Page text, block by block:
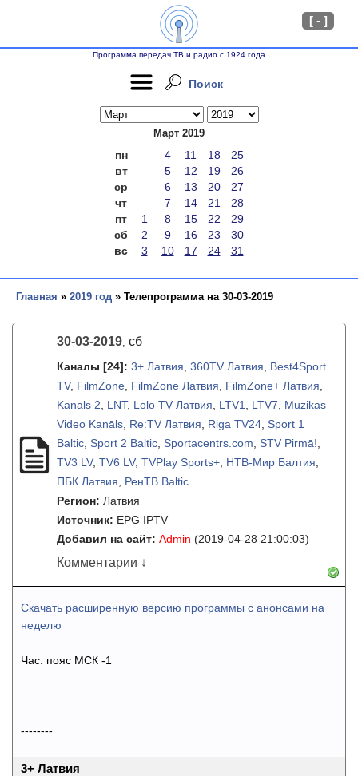
Программа передач ТВ и радио с 1924 года
Поиск
Март 2019
пн 4 11 18
25
вт
5 12 19
26
ср
6 13 20
27
чт
7 14 21
28
пт
1 8 15 22
29
сб
2 9 16 23
30
вс
3 10 17 24 31
Главная » 2019 год » Телепрограмма на 30-03-2019
30-03-2019, сб
Каналы [24]: 3+ Латвия 360TV Латвия
Best4Sport
TV, FilmZone FilmZone Латвия FilmZone+ Латвия
Kanāls 2
LNT, Lolo TV Латвия LTV1 LTV7
Mūzikas
Video Kanāls Re:TV Латвия Riga TV24 Sport 1
Baltic Sport 2 Baltic Sportacentrs.com STV Pirmā!
TV3 LV, TV6 LV, TVPlay Sports+ НТВ-Мир Балтия
ПБК Латвия
РенТВ Baltic
Регион: Латвия
Источник: EPG IPTV
Добавил на сайт: Admin (2019-04-28 21:00:03)
Комментарии ↓
[ - ]
Скачать расширенную версию программы с анонсами на
неделю
Час. пояс МСК -1
--------
3+ Латвия